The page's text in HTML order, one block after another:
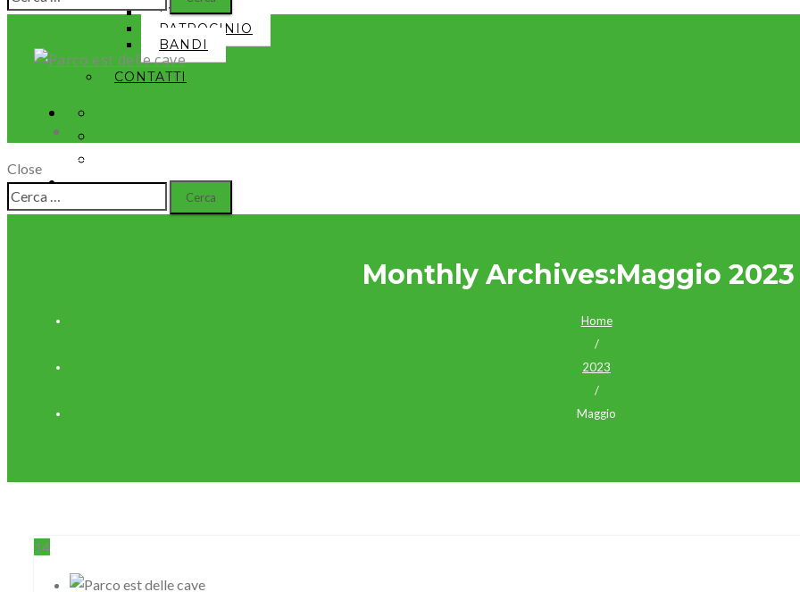
EVENTI
PATROCINIO
BANDI
CONTATTI
Seguici
per:
Close
Ricerca
per:
Monthly Archives:Maggio 2023
Home
/
2023
/
Maggio
14